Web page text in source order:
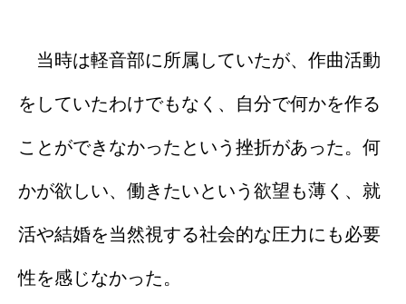
当時は軽音部に所属していたが、作曲活動
をしていたわけでもなく、自分で何かを作る
ことができなかったという挫折があった。何
かが欲しい、働きたいという欲望も薄く、就
活や結婚を当然視する社会的な圧力にも必要
性を感じなかった。